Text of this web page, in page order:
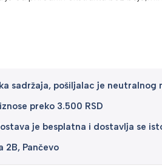
sadržaja, pošiljalac je neutralnog
preko 3.500 RSD
je besplatna i dostavlja se
2B, Pančevo